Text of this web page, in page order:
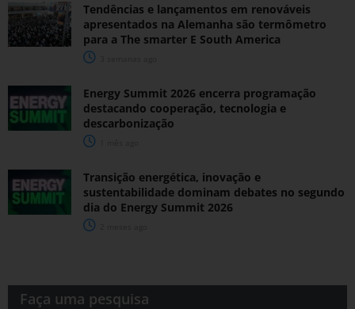
Tendências e lançamentos em renováveis
apresentados na Alemanha são termômetro
para a The smarter E South America
Energy Summit 2026 encerra programação
destacando cooperação, tecnologia e
descarbonização
Transição energética, inovação e
sustentabilidade dominam debates no segundo
dia do Energy Summit 2026
Faça uma pesquisa​​